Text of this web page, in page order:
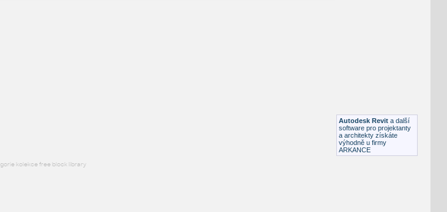
Autodesk Revit a další
software pro projektanty
a architekty získáte
výhodně u firmy
ARKANCE
kolekce free block library